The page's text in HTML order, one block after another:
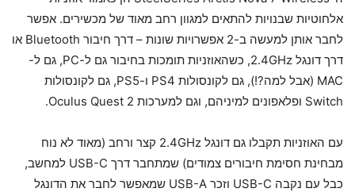
אלחוטיות שבנויות להתאים למגוון רחב מאוד של מכשירים. אפשר
לחבר אותן למעשה ב-2 אפשרויות שונות – דרך חיבור Bluetooth או
דרך דונגל 2.4GHz, כשהאוזניות תומכות בחיבור גם ל-PC, גם ל-
MAC (אבל למה?!), גם לקונסולות PS4 ו-PS5, גם לקונסולות
Switch ופלאפונים למיניהם, וגם למערכות Oculus Quest 2.
עם האוזניות תקבלו גם דונגל 2.4GHz קצר ורחב (מאוד לא נוח
מבחינת חסימת חיבורים צמודים) שמתחבר דרך USB-C למחשב,
כבל עם נקבה USB-C וזכר USB-A שמאפשר לחבר את הדונגל